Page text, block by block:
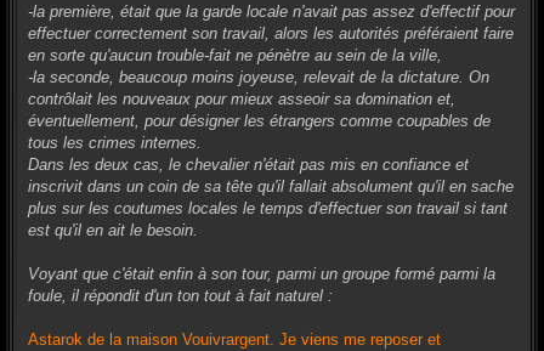
-la première, était que la garde locale n'avait pas assez d'effectif pour
effectuer correctement son travail, alors les autorités préféraient faire
en sorte qu'aucun trouble-fait ne pénètre au sein de la ville,
-la seconde, beaucoup moins joyeuse, relevait de la dictature. On
contrôlait les nouveaux pour mieux asseoir sa domination et,
éventuellement, pour désigner les étrangers comme coupables de
tous les crimes internes.
Dans les deux cas, le chevalier n'était pas mis en confiance et
inscrivit dans un coin de sa tête qu'il fallait absolument qu'il en sache
plus sur les coutumes locales le temps d'effectuer son travail si tant
est qu'il en ait le besoin.
Voyant que c'était enfin à son tour, parmi un groupe formé parmi la
foule, il répondit d'un ton tout à fait naturel :
Astarok de la maison Vouivrargent. Je viens me reposer et